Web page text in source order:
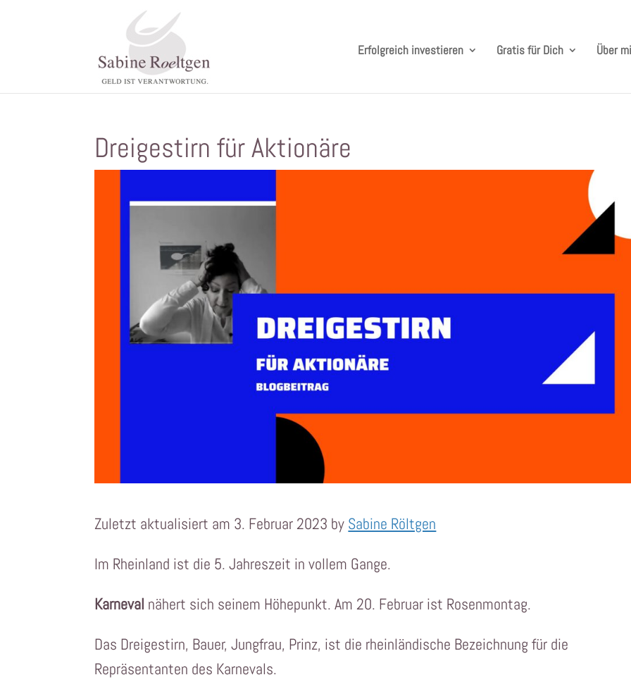
Erfolgreich investieren Gratis für Dich Über
Dreigestirn für Aktionäre
Zuletzt aktualisiert am 3. Februar 2023 by Sabine Röltgen
Im Rheinland ist die 5. Jahreszeit in vollem Gange.
Karneval nähert sich seinem Höhepunkt. Am 20. Februar ist Rosenmontag.
Das Dreigestirn, Bauer, Jungfrau, Prinz, ist die rheinländische Bezeichnung für die
Repräsentanten des Karnevals.